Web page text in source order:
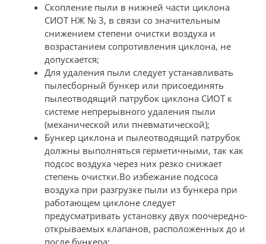
Скопление пыли в нижней части циклона
СИОТ НЖ № 3, в связи со значительным
снижением степени очистки воздуха и
возрастанием сопротивления циклона, не
допускается;
Для удаления пыли следует устанавливать
пылесборный бункер или присоединять
пылеотводящий патрубок циклона СИОТ к
системе непрерывного удаления пыли
(механической или пневматической);
Бункер циклона и пылеотводящий патрубок
должны выполняться герметичными, так как
подсос воздуха через них резко снижает
степень очистки.Во избежание подсоса
воздуха при разгрузке пыли из бункера при
работающем циклоне следует
предусматривать установку двух поочередно-
открываемых клапанов, расположенных до и
после бункера;